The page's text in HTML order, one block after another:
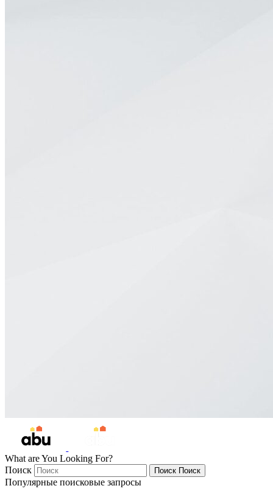
What are You Looking For?
Поиск
Поиск Поиск
Популярные поисковые запросы